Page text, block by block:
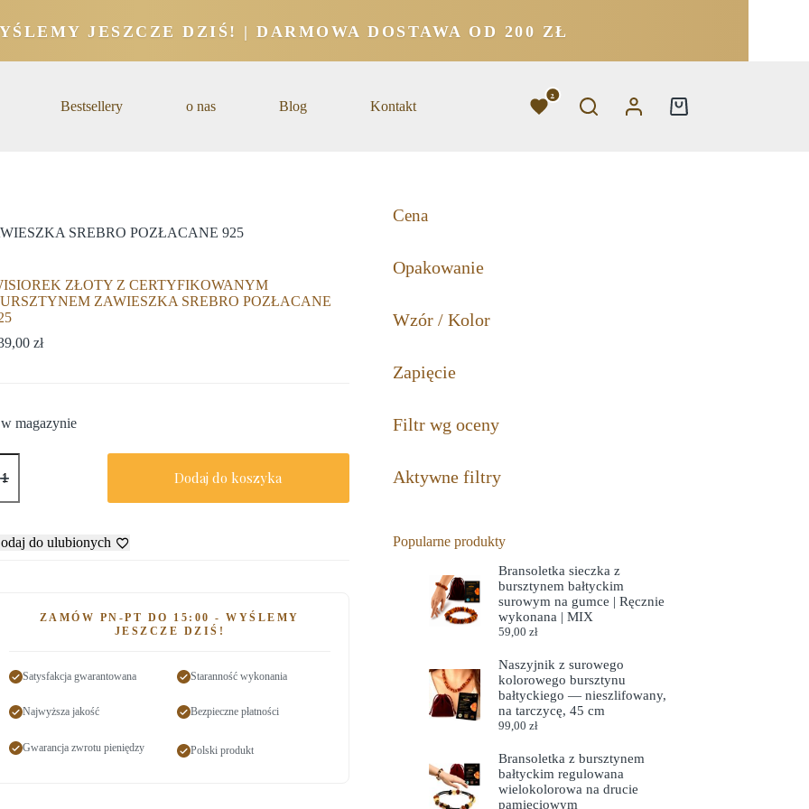
JESZCZE DZIŚ! | DARMOWA DOSTAWA OD 200 ZŁ
Bestsellery o nas Blog Kontakt
2
SREBRO POZŁACANE 925
ZŁOTY Z CERTYFIKOWANYM
ZAWIESZKA SREBRO POZŁACANE
zł
magazynie
Dodaj do koszyka
do ulubionych
ZAMÓW PN-PT DO 15:00 - WYŚLEMY
JESZCZE DZIŚ!
Satysfakcja gwarantowana Staranność wykonania
Najwyższa jakość Bezpieczne płatności
Gwarancja zwrotu pieniędzy Polski produkt
Cena
Opakowanie
Wzór / Kolor
Zapięcie
Filtr wg oceny
Aktywne filtry
Popularne produkty
Bransoletka sieczka z
bursztynem bałtyckim
surowym na gumce | Ręcznie
wykonana | MIX
59,00zł
Naszyjnik z surowego
kolorowego bursztynu
bałtyckiego — nieszlifowany,
na tarczycę, 45 cm
99,00zł
Bransoletka z bursztynem
bałtyckim regulowana
wielokolorowa na drucie
pamięciowym